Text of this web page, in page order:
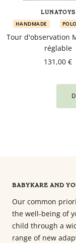
LUNATOYS
HANDMADE
Tour d'observation
réglable
131,00 €
BABYKARE AND
Our common
the well-being of
child through a
range of new